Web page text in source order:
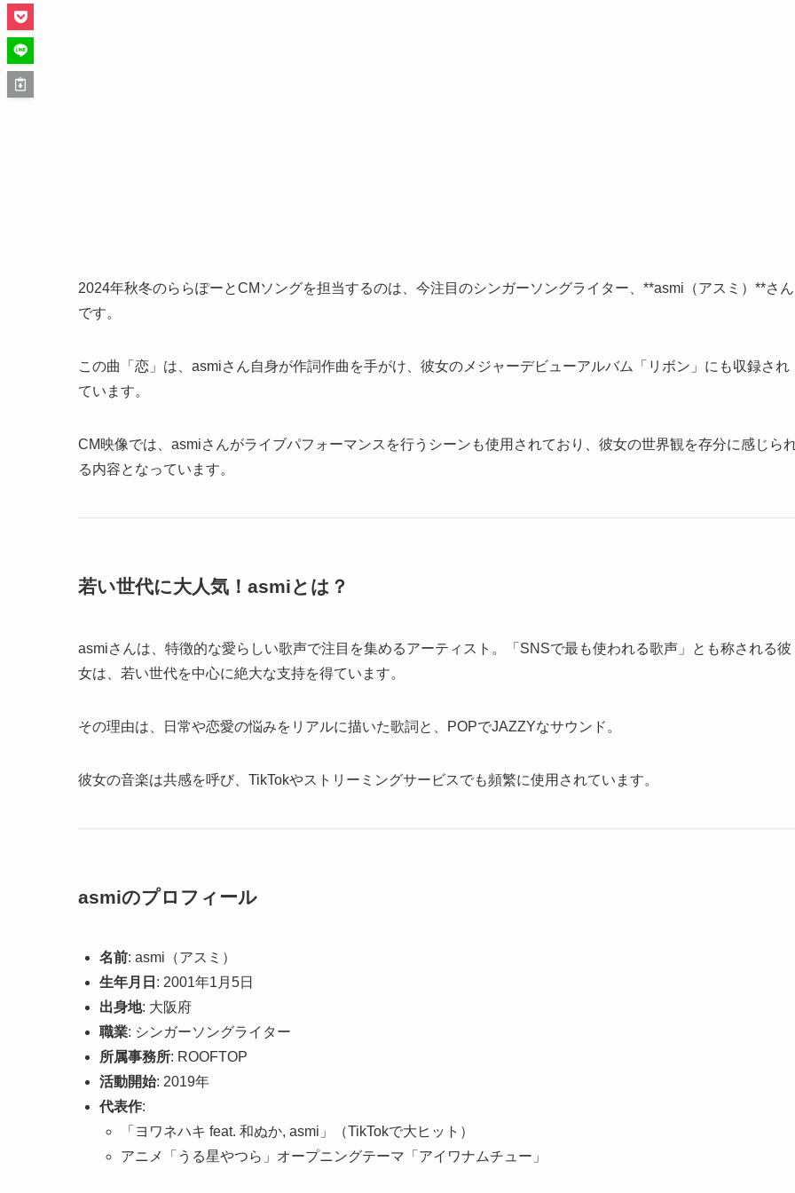
2024年秋冬のららぽーとCMソングを担当するのは、今注目のシンガーソングライター、**asmi（アスミ）**さん
です。
この曲「恋」は、asmiさん自身が作詞作曲を手がけ、彼女のメジャーデビューアルバム「リボン」にも収録され
ています。
CM映像では、asmiさんがライブパフォーマンスを行うシーンも使用されており、彼女の世界観を存分に感じら
る内容となっています。
若い世代に大人気！asmiとは？
asmiさんは、特徴的な愛らしい歌声で注目を集めるアーティスト。「SNSで最も使われる歌声」とも称される彼
女は、若い世代を中心に絶大な支持を得ています。
その理由は、日常や恋愛の悩みをリアルに描いた歌詞と、POPでJAZZYなサウンド。
彼女の音楽は共感を呼び、TikTokやストリーミングサービスでも頻繁に使用されています。
asmiのプロフィール
名前: asmi（アスミ）
生年月日 : 2001年1月5日
出身地: 大阪府
職業: シンガーソングライター
所属事務所: ROOFTOP
活動開始: 2019年
代表作:
「ヨワネハキ feat. 和ぬか, asmi」（TikTokで大ヒット）
アニメ「うる星やつら」オープニングテーマ「アイワナムチュー」